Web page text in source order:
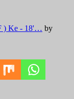
) Ke - 18'… by